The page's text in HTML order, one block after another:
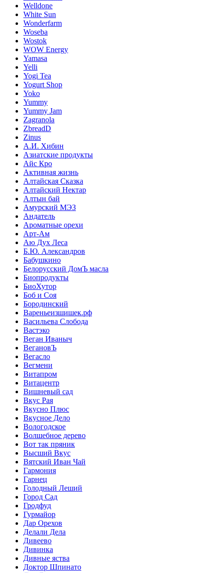
Welldone
White Sun
Wonderfarm
Woseba
Wostok
WOW Energy
Yamasa
Yelli
Yogi Tea
Yogurt Shop
Yoko
Yummy
Yummy Jam
Zagranola
ZbreadD
Zinus
А.И. Хибин
Азиатские продукты
Айс Кро
Активная жизнь
Алтайская Сказка
Алтайский Нектар
Алтын бай
Амурский МЭЗ
Андатель
Ароматные орехи
Арт-Ам
Аю Дух Леса
Б.Ю. Александров
Бабушкино
Белорусский ДомЪ масла
Биопродукты
БиоХутор
Боб и Соя
Бородинский
Вареньеизшишек.рф
Васильева Слобода
Вастэко
Веган Иваныч
ВегановЪ
Вегасло
Вегмени
Витапром
Витацентр
Вишневый сад
Вкус Рая
Вкусно Плюс
Вкусное Дело
Вологодское
Волшебное дерево
Вот так пряник
Высший Вкус
Вятский Иван Чай
Гармония
Гарнец
Голодный Леший
Город Сад
Гродфуд
Гурмайор
Дар Орехов
Делали Дела
Дивеево
Дивинка
Дивные яства
Доктор Шпинато